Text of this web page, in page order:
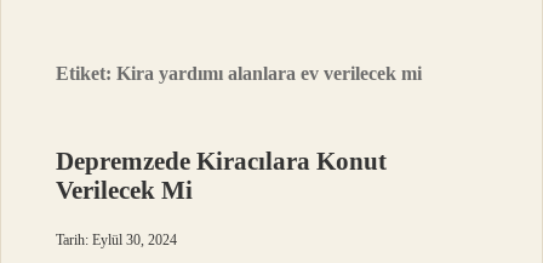
Etiket:Kira yardımı alanlara ev verilecek mi
Depremzede Kiracılara Konut
Verilecek Mi
Tarih: Eylül 30, 2024